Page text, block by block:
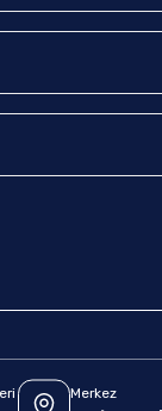
Merkez